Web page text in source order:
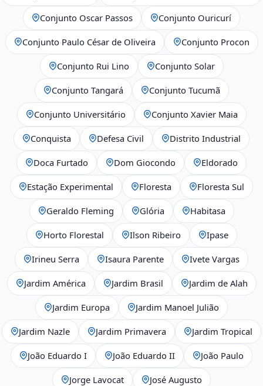
Conjunto Oscar Passos Conjunto Ouricurí
Conjunto Paulo César de Oliveira Conjunto Procon
Conjunto Rui Lino Conjunto Solar
Conjunto Tangará Conjunto Tucumã
Conjunto Universitário Conjunto Xavier Maia
Conquista Defesa Civil Distrito Industrial
Doca Furtado Dom Giocondo Eldorado
Estação Experimental Floresta Floresta Sul
Geraldo Fleming Glória Habitasa
Horto Florestal Ilson Ribeiro Ipase
Irineu Serra Isaura Parente Ivete Vargas
Jardim América Jardim Brasil Jardim de Alah
Jardim Europa Jardim Manoel Julião
Jardim Nazle Jardim Primavera Jardim Tropical
João Eduardo I João Eduardo II João Paulo
Jorge Lavocat José Augusto